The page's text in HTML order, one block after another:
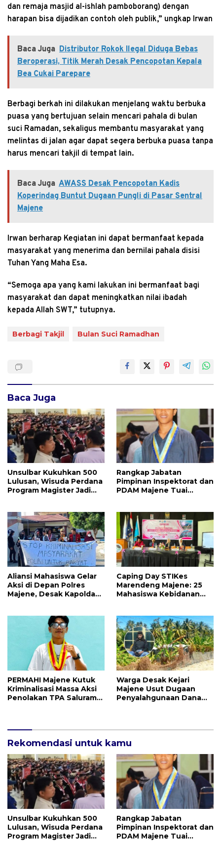
dan remaja masjid al-ishlah pamboborang) dengan
harapan bisa dijadikan contoh oleh publik,” ungkap Irwan
Baca Juga Distributor Rokok Ilegal Diduga Bebas
Beroperasi, Titik Merah Desak Pencopotan Kepala
Bea Cukai Parepare
Berbagi berkah ini dilakukan menjelang waktu berbuka
puasa yang bertujuan selain mencari pahala di bulan
suci Ramadan, sekaligus membantu masyarakat yang
melintas di jalan agar dapat segera berbuka puasa tanpa
harus mencari takjil di tempat lain.
Baca Juga AWASS Desak Pencopotan Kadis
Koperindag Buntut Dugaan Pungli di Pasar Sentral
Majene
Irwan berharap Kegiatan ini dapat bermanfaat kepada
masyarakat yang menerima dan bernilai pahala disisi
Tuhan Yang Maha Esa.
“Semoga apa yang kami lakukan ini bermanfaat bagi
masyarakat dan dapat meningkatkan nilai ibadah
kepada Allah SWT,” tutupnya.
Berbagi Takjil Bulan Suci Ramadhan
Baca Juga
Unsulbar Kukuhkan 500
Lulusan, Wisuda Perdana
Program Magister Jadi
Rangkap Jabatan
Pimpinan Inspektorat dan
PDAM Majene Tuai
Independensi
Pengawasan
Aliansi Mahasiswa Gelar
Aksi di Depan Polres
Majene, Desak Kapolda
Caping Day STIKes
Marendeng Majene: 25
Mahasiswa Kebidanan
PERMAHI Majene Kutuk
Kriminalisasi Massa Aksi
Penolakan TPA Saluramo,
Warga Desak Kejari
Majene Usut Dugaan
Penyalahgunaan Dana
Rekomendasi untuk kamu
Unsulbar Kukuhkan 500
Lulusan, Wisuda Perdana
Program Magister Jadi
Rangkap Jabatan
Pimpinan Inspektorat dan
PDAM Majene Tuai